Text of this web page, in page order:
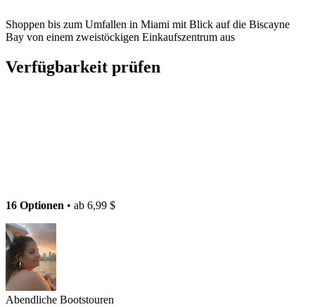
Shoppen bis zum Umfallen in Miami mit Blick auf die Biscayne
Bay von einem zweistöckigen Einkaufszentrum aus
Verfügbarkeit prüfen
16 Optionen • ab 6,99 $
Abendliche Bootstouren